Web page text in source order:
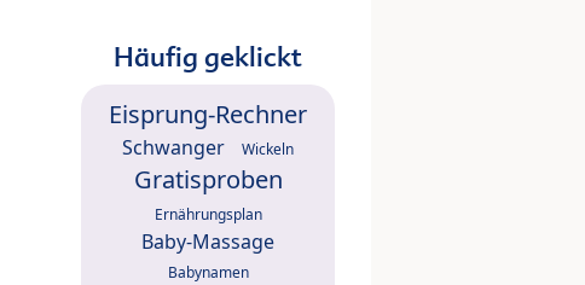
Häufig geklickt
Eisprung-Rechner
Schwanger Wickeln
Gratisproben
Ernährungsplan
Baby-Massage
Babynamen